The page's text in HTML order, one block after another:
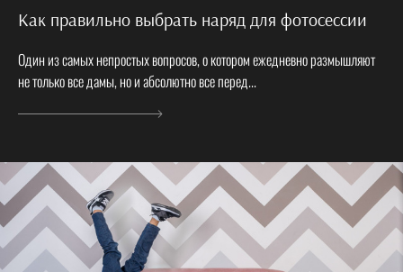
Как правильно выбрать наряд для фотосессии
Один из самых непростых вопросов, о котором ежедневно размышляют
не только все дамы, но и абсолютно все перед...